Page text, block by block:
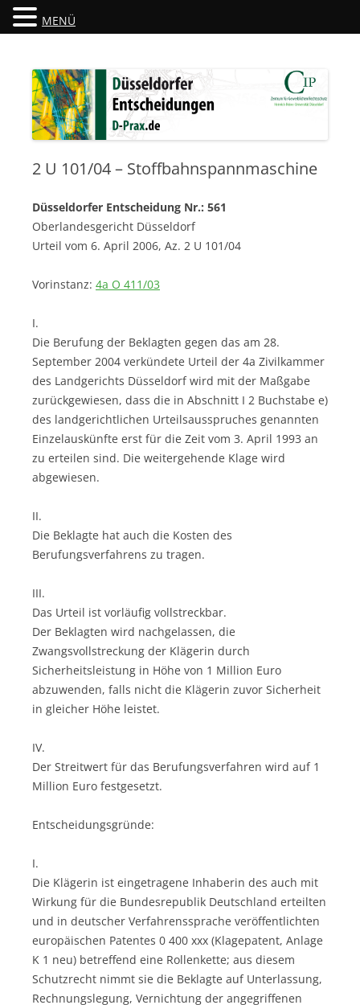
Düsseldorfer Entscheidungen
2 U 101/04 – Stoffbahnspannmaschine
Düsseldorfer Entscheidung Nr.: 561
Oberlandesgericht Düsseldorf
Urteil vom 6. April 2006, Az. 2 U 101/04
Vorinstanz: 4a O 411/03
I.
Die Berufung der Beklagten gegen das am 28.
September 2004 verkündete Urteil der 4a Zivilkammer
des Landgerichts Düsseldorf wird mit der Maßgabe
zurückgewiesen, dass die in Abschnitt I 2 Buchstabe e)
des landgerichtlichen Urteilsausspruches genannten
Einzelauskünfte erst für die Zeit vom 3. April 1993 an
zu erteilen sind. Die weitergehende Klage wird
abgewiesen.
II.
Die Beklagte hat auch die Kosten des
Berufungsverfahrens zu tragen.
III.
Das Urteil ist vorläufig vollstreckbar.
Der Beklagten wird nachgelassen, die
Zwangsvollstreckung der Klägerin durch
Sicherheitsleistung in Höhe von 1 Million Euro
abzuwenden, falls nicht die Klägerin zuvor Sicherheit
in gleicher Höhe leistet.
IV.
Der Streitwert für das Berufungsverfahren wird auf 1
Million Euro festgesetzt.
Entscheidungsgründe:
I.
Die Klägerin ist eingetragene Inhaberin des auch mit
Wirkung für die Bundesrepublik Deutschland erteilten
und in deutscher Verfahrenssprache veröffentlichten
europäischen Patentes 0 400 xxx (Klagepatent, Anlage
K 1 neu) betreffend eine Rollenkette; aus diesem
Schutzrecht nimmt sie die Beklagte auf Unterlassung,
Rechnungslegung, Vernichtung der angegriffenen
MENÜ